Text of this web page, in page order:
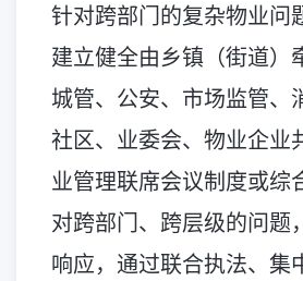
针对跨部门的复杂物业问
建立健全由乡镇（街道）
城管、公安、市场监管、
社区、业委会、物业企业
业管理联席会议制度或综
对跨部门、跨层级的问题
响应，通过联合执法、集